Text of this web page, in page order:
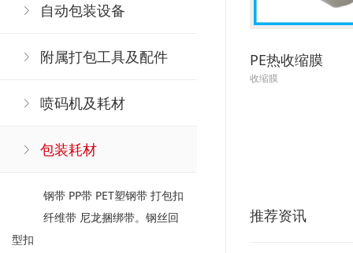
自动包装设备
附属打包工具及配件
喷码机及耗材
包装耗材
钢带 PP带 PET塑钢带 打包扣
纤维带 尼龙捆绑带。钢丝回
型扣
PE热收缩膜
收缩膜
推荐资讯